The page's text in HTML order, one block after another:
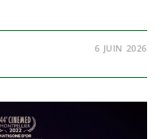
6 JUIN 2026